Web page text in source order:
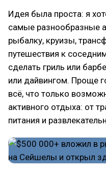
Идея была проста: я
самые разнообразные
рыбалку, круизы,
путешествия к
сделать гриль или
или дайвингом. Проще
всё, что только
активного отдыха: от
питания и